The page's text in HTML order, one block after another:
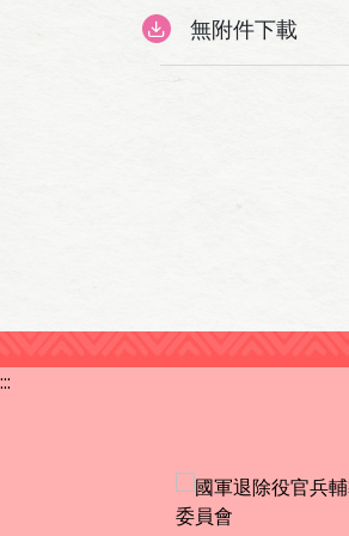
無附件下載
:::